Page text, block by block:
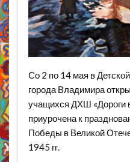
Со 2 по 14 мая в
города Владимира
учащихся ДХШ «Дороги
приурочена к
Победы в Великой
1945 гг.